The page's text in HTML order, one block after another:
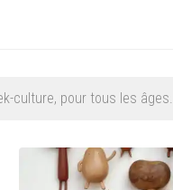
culture, pour tous les âges.